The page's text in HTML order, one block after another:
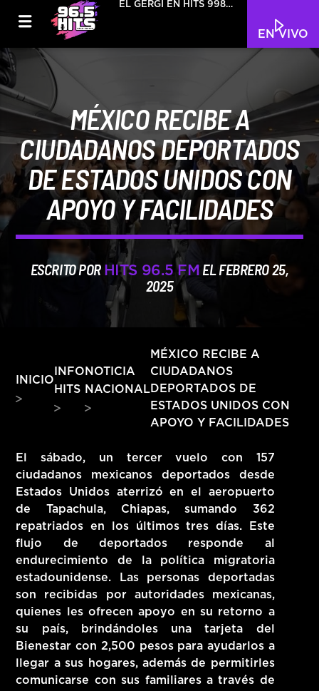
EN VIVO
EL GERGI EN HITS 998
HITS
Hits – 96.5 FM
MÉXICO RECIBE A
CIUDADANOS DEPORTADOS
DE ESTADOS UNIDOS CON
APOYO Y FACILIDADES
ESCRITO POR HITS 96.5 FM EL FEBRERO 25,
2025
INICIO
INFO
HITS
NOTICIA
NACIONAL
MÉXICO RECIBE A
CIUDADANOS
DEPORTADOS DE
ESTADOS UNIDOS CON
APOYO Y FACILIDADES
El sábado, un tercer vuelo con 157
ciudadanos mexicanos deportados desde
Estados Unidos aterrizó en el aeropuerto
de Tapachula, Chiapas, sumando 362
repatriados en los últimos tres días. Este
flujo de deportados responde al
endurecimiento de la política migratoria
estadounidense. Las personas deportadas
son recibidas por autoridades mexicanas,
quienes les ofrecen apoyo en su retorno a
su país, brindándoles una tarjeta del
Bienestar con 2,500 pesos para ayudarlos a
llegar a sus hogares, además de permitirles
comunicarse con sus familiares a través de